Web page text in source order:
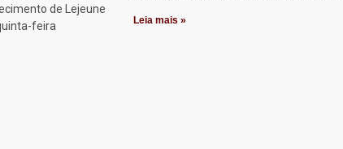
de Lejeune
feira
Leia mais »